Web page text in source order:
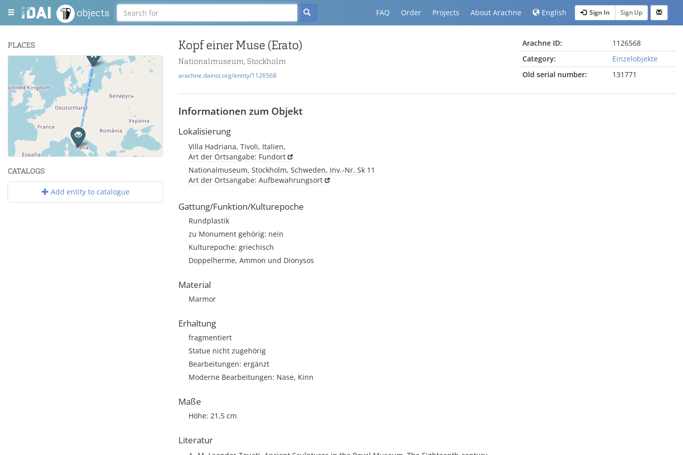
objects FAQ Order Projects About Arachne English Sign In Sign Up
PLACES
+
−
Leaflet | Maps and Data ©OpenStreetMap.
CATALOGS
Add entity to catalogue
Kopf einer Muse (Erato)
Nationalmuseum, Stockholm
arachne.dainst.org/entity/1126568
Arachne ID:
1126568
Category:
Einzelobjekte
Old serial number:
131771
Informationen zum Objekt
Lokalisierung
Villa Hadriana, Tivoli, Italien,
Art der Ortsangabe: Fundort
Nationalmuseum, Stockholm, Schweden, Inv.-Nr. Sk 11
Art der Ortsangabe: Aufbewahrungsort
Gattung/Funktion/Kulturepoche
Rundplastik
zu Monument gehörig: nein
Kulturepoche: griechisch
Doppelherme, Ammon und Dionysos
Material
Marmor
Erhaltung
fragmentiert
Statue nicht zugehörig
Bearbeitungen: ergänzt
Moderne Bearbeitungen: Nase, Kinn
Maße
Höhe: 21,5 cm
Literatur